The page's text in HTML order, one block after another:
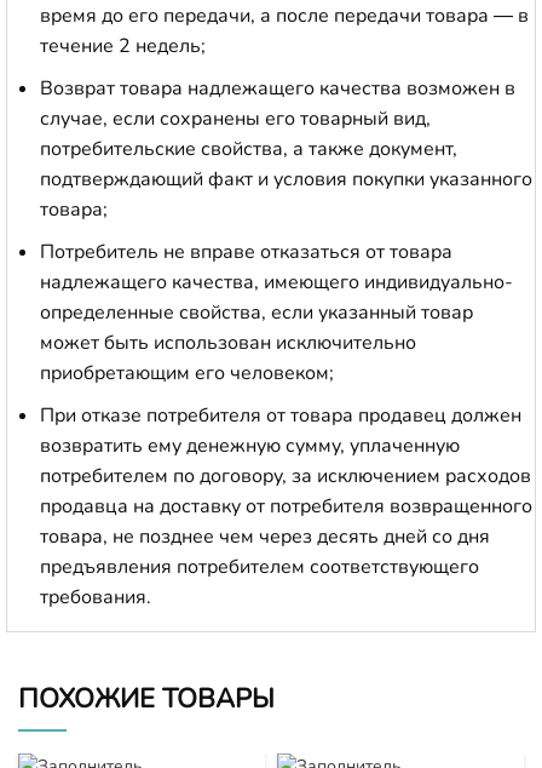
время до его передачи, а после передачи товара — в
течение 2 недель;
Возврат товара надлежащего качества возможен в
случае, если сохранены его товарный вид,
потребительские свойства, а также документ,
подтверждающий факт и условия покупки указанного
товара;
Потребитель не вправе отказаться от товара
надлежащего качества, имеющего индивидуально-
определенные свойства, если указанный товар
может быть использован исключительно
приобретающим его человеком;
При отказе потребителя от товара продавец должен
возвратить ему денежную сумму, уплаченную
потребителем по договору, за исключением расходов
продавца на доставку от потребителя возвращенного
товара, не позднее чем через десять дней со дня
предъявления потребителем соответствующего
требования.
ПОХОЖИЕ ТОВАРЫ